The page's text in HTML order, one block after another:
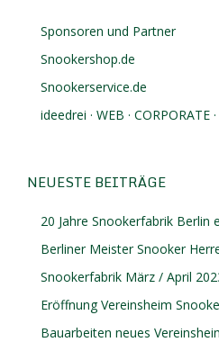
Sponsoren und Partner
Snookershop.de
Snookerservice.de
ideedrei · WEB · CORPORATE
NEUESTE BEITRÄGE
20 Jahre Snookerfabrik Berlin
Berliner Meister Snooker
Snookerfabrik März / April
Eröffnung Vereinsheim
Bauarbeiten neues